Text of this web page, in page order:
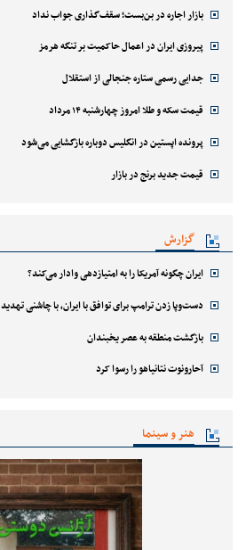
بازار اجاره در بن‌بست؛ سقف‌گذاری جواب نداد
پیروزی ایران در اعمال حاکمیت بر تنگه هرمز
جدایی رسمی ستاره جنجالی از استقلال
قیمت سکه و طلا امروز چهارشنبه ۱۴ مرداد
پرونده اپستین در انگلیس دوباره بازگشایی می‌شود
قیمت جدید برنج در بازار
گزارش
ایران چگونه آمریکا را به امتیازدهی وادار می‌کند؟
دست‌وپا زدن ترامپ برای توافق با ایران، با چاشنی تهدید
بازگشت منطقه به عصر یخبندان
آحارونوت نتانیاهو را رسوا کرد
هنر و سینما